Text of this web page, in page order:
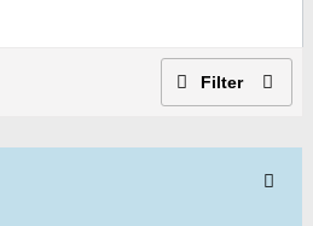
Filter